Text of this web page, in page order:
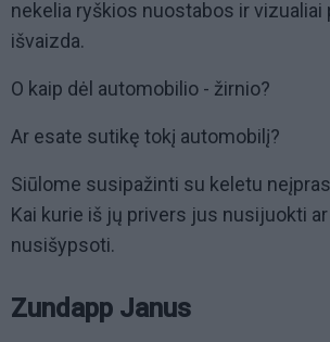
nekelia ryškios nuostabos ir vizualiai
išvaizda.
O kaip dėl automobilio - žirnio?
Ar esate sutikę tokį automobilį?
Siūlome susipažinti su keletu
Kai kurie iš jų privers jus nusijuokti
nusišypsoti.
Zundapp Janus